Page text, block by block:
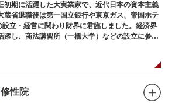
初期に活躍した大実業家で、近代日本の資本主義
蔵省退職後は第一国立銀行や東京ガス、帝国ホテ
立・経営に関わり財界に君臨しました。経済界
躍し、商法講習所（一橋大学）などの設立に参画
あります。
修性院